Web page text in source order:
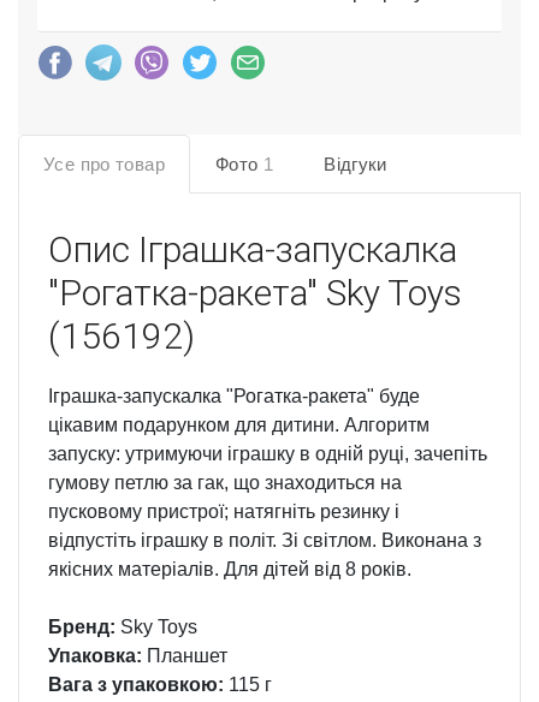
Усе про товар Фото 1 Відгуки
Опис Іграшка-запускалка
"Рогатка-ракета" Sky Toys
(156192)
Іграшка-запускалка "Рогатка-ракета" буде
цікавим подарунком для дитини. Алгоритм
запуску: утримуючи іграшку в одній руці, зачепіть
гумову петлю за гак, що знаходиться на
пусковому пристрої; натягніть резинку і
відпустіть іграшку в політ. Зі світлом. Виконана з
якісних матеріалів. Для дітей від 8 років.
Бренд: Sky Toys
Упаковка: Планшет
Вага з упаковкою: 115 г